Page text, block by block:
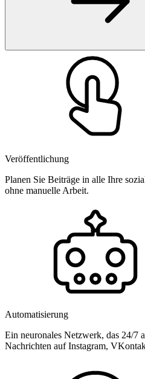
Veröffentlichung
Planen Sie Beiträge in alle Ihre
ohne manuelle Arbeit.
Automatisierung
Ein neuronales Netzwerk, das 24/7
Nachrichten auf Instagram,